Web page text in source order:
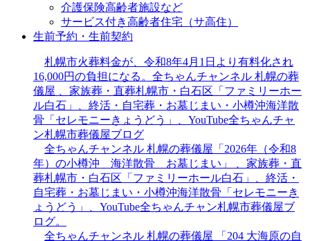
介護保険高齢者施設など
サービス付き高齢者住宅（サ高住）
生前予約・生前契約
札幌市火葬料金が、令和8年4月1日より有料化され
16,000円の負担になる。全ちゃんチャンネル 札幌の葬
儀屋 、家族葬・直葬札幌市・白石区「ファミリーホー
ル白石」、終活・自宅葬・お墓じまい・小樽沖海洋散
骨「セレモニーきょうどう」、YouTube全ちゃんチャ
ン札幌市葬儀屋ブログ
全ちゃんチャンネル 札幌の葬儀屋「2026年（令和8
年）の小樽沖 海洋散骨 お墓じまい」 、家族葬・直
葬札幌市・白石区「ファミリーホール白石」、終活・
自宅葬・お墓じまい・小樽沖海洋散骨「セレモニーき
ょうどう」、YouTube全ちゃんチャン札幌市葬儀屋ブ
ログ。
全ちゃんチャンネル 札幌の葬儀屋 「204 大海原の自